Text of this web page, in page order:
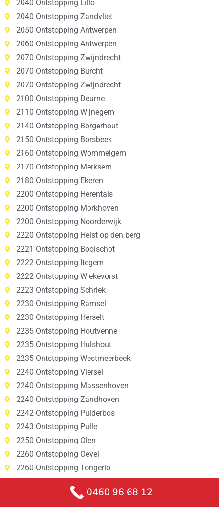
2040 Ontstopping Lillo
2040 Ontstopping Zandvliet
2050 Ontstopping Antwerpen
2060 Ontstopping Antwerpen
2070 Ontstopping Zwijndrecht
2070 Ontstopping Burcht
2070 Ontstopping Zwijndrecht
2100 Ontstopping Deurne
2110 Ontstopping Wijnegem
2140 Ontstopping Borgerhout
2150 Ontstopping Borsbeek
2160 Ontstopping Wommelgem
2170 Ontstopping Merksem
2180 Ontstopping Ekeren
2200 Ontstopping Herentals
2200 Ontstopping Morkhoven
2200 Ontstopping Noorderwijk
2220 Ontstopping Heist op den berg
2221 Ontstopping Booischot
2222 Ontstopping Itegem
2222 Ontstopping Wiekevorst
2223 Ontstopping Schriek
2230 Ontstopping Ramsel
2230 Ontstopping Herselt
2235 Ontstopping Houtvenne
2235 Ontstopping Hulshout
2235 Ontstopping Westmeerbeek
2240 Ontstopping Viersel
2240 Ontstopping Massenhoven
2240 Ontstopping Zandhoven
2242 Ontstopping Pulderbos
2243 Ontstopping Pulle
2250 Ontstopping Olen
2260 Ontstopping Oevel
2260 Ontstopping Tongerlo
2260 Ontstopping Zoerle-Parwijs
0460 96 68 12